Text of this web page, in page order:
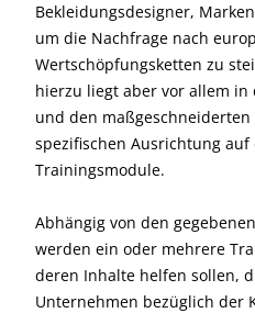
Bekleidungsdesigner,
um die Nachfrage nach
Wertschöpfungsketten zu
hierzu liegt aber vor allem
und den
spezifischen Ausrichtung auf
Trainingsmodule.
Abhängig von den
werden ein oder mehrere
deren Inhalte helfen sollen,
Unternehmen bezüglich der